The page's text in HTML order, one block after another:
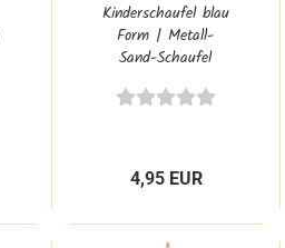
Kinderschaufel blau
Form | Metall-
Sand-Schaufel
Sandkasten-
4,95 EUR